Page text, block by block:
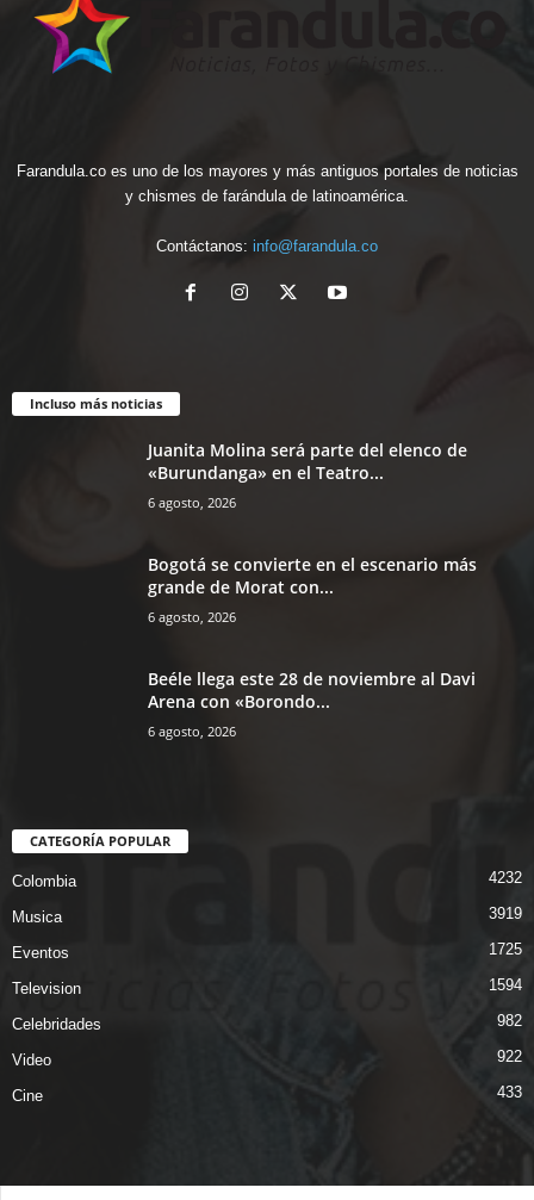
Farandula.co es uno de los mayores y más antiguos portales de noticias
y chismes de farándula de latinoamérica.
Contáctanos: info@farandula.co
Incluso más noticias
Juanita Molina será parte del elenco de
«Burundanga» en el Teatro...
6 agosto, 2026
Bogotá se convierte en el escenario más
grande de Morat con...
6 agosto, 2026
Beéle llega este 28 de noviembre al Davi
Arena con «Borondo...
6 agosto, 2026
CATEGORÍA POPULAR
Colombia 4232
Musica 3919
Eventos 1725
Television 1594
Celebridades 982
Video 922
Cine 433